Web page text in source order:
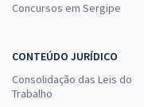
Concursos em Sergipe
CONTEÚDO JURÍDICO
Consolidação das Leis do
Trabalho